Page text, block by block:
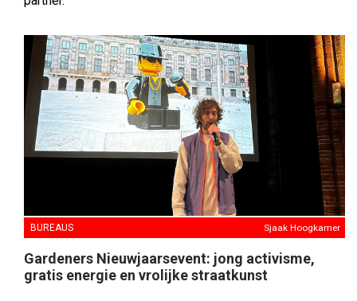
BUREAUS Sjaak Hoogkamer
Gardeners Nieuwjaarsevent: jong activisme,
gratis energie en vrolijke straatkunst